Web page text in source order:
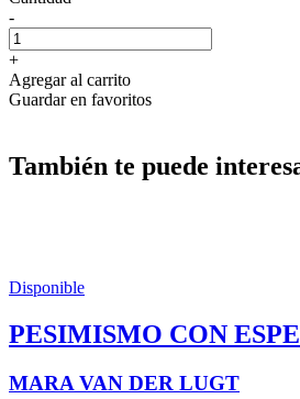
-
+
Agregar al carrito
Guardar en favoritos
También te puede
Disponible
PESIMISMO CON
MARA VAN DER LUGT